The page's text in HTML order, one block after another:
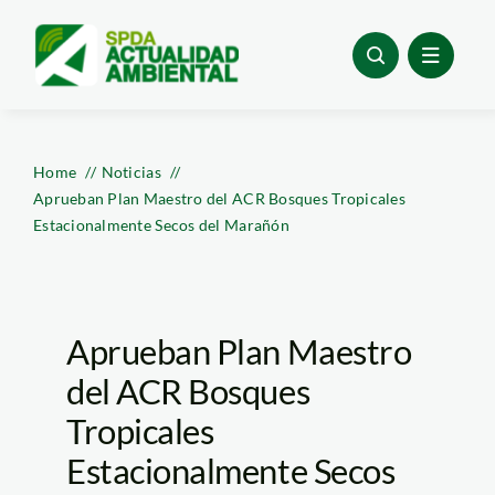
content
Home
Noticias
Aprueban Plan Maestro del ACR Bosques Tropicales
Estacionalmente Secos del Marañón
Aprueban Plan Maestro
del ACR Bosques
Tropicales
Estacionalmente Secos